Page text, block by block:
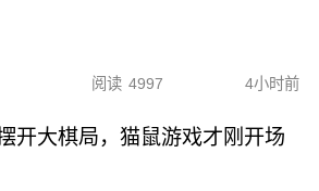
阅读 4997 4小时前
开大棋局，猫鼠游戏才刚开场